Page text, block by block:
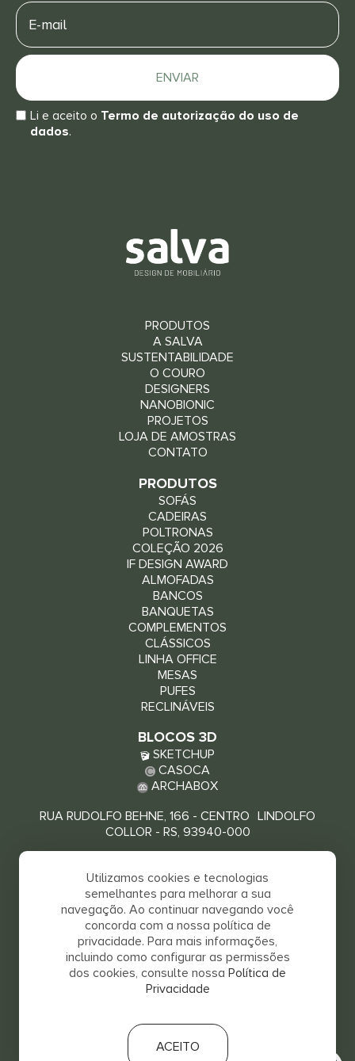
E-
mail
ENVIAR
Li e aceito o Termo de autorização do uso de
dados.
PRODUTOS
A SALVA
SUSTENTABILIDADE
O COURO
DESIGNERS
NANOBIONIC
PROJETOS
LOJA DE AMOSTRAS
CONTATO
PRODUTOS
SOFÁS
CADEIRAS
POLTRONAS
COLEÇÃO 2026
IF DESIGN AWARD
ALMOFADAS
BANCOS
BANQUETAS
COMPLEMENTOS
CLÁSSICOS
LINHA OFFICE
MESAS
PUFES
RECLINÁVEIS
BLOCOS 3D
SKETCHUP
CASOCA
ARCHABOX
RUA RUDOLFO BEHNE, 166 - CENTRO LINDOLFO
COLLOR - RS, 93940-000
RELATÓRIO DE IGUALDADE SALARIAL
Utilizamos cookies e tecnologias
semelhantes para melhorar a sua
navegação. Ao continuar navegando você
concorda com a nossa política de
privacidade. Para mais informações,
incluindo como configurar as permissões
dos cookies, consulte nossa Política de
Privacidade
ACEITO